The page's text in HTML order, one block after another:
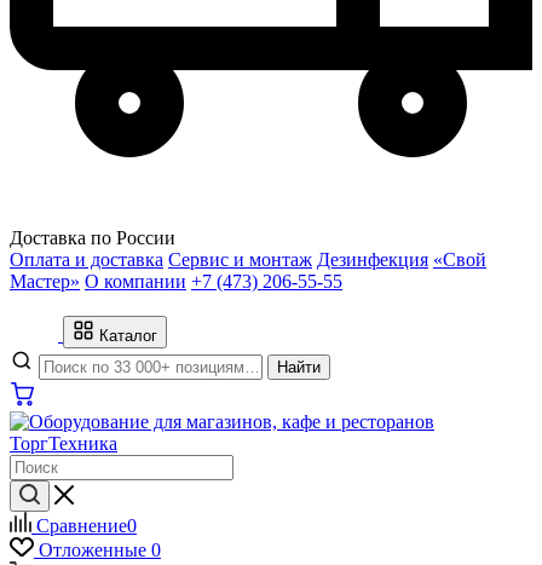
Доставка по России
Оплата и доставка Сервис и монтаж Дезинфекция «Свой
Мастер» О компании +7 (473) 206-55-55
Каталог
Найти
Сравнение0
Отложенные 0